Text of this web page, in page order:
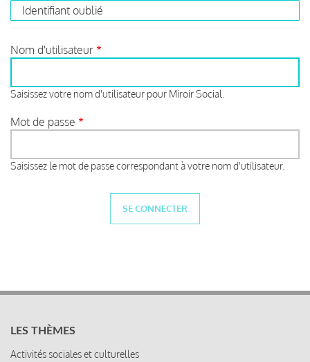
Identifiant oublié
Nom d'utilisateur
Saisissez votre nom d'utilisateur pour Miroir Social.
Mot de passe
Saisissez le mot de passe correspondant à votre nom d'utilisateur.
LES THÈMES
Activités sociales et culturelles